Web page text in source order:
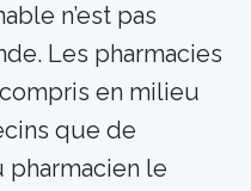
n’est pas
Les pharmacies
en milieu
que de
pharmacien le